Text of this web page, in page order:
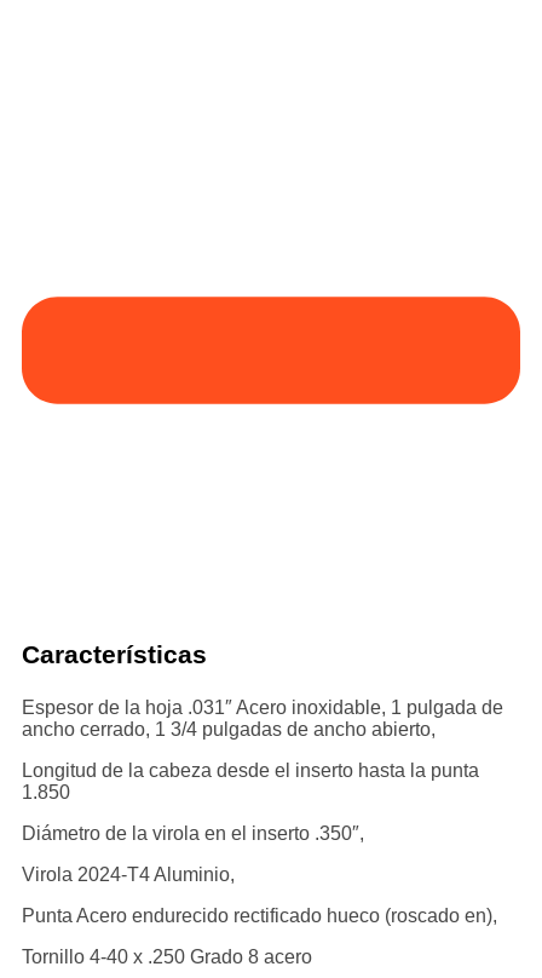
Características
Espesor de la hoja .031″ Acero inoxidable, 1 pulgada de
ancho cerrado, 1 3/4 pulgadas de ancho abierto,
Longitud de la cabeza desde el inserto hasta la punta
1.850
Diámetro de la virola en el inserto .350″,
Virola 2024-T4 Aluminio,
Punta Acero endurecido rectificado hueco (roscado en),
Tornillo 4-40 x .250 Grado 8 acero